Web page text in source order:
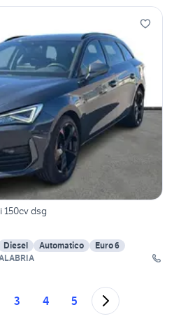
150cv dsg
Diesel Automatico
Euro 6
3 4 5